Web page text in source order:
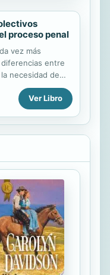
el 07/10/200
proceso penal
vez más
entre
necesidad de
se encuentran en
de
necesidad se
dichos colectivos
inmersos en un
que puede llegar
como un valor
el desarrollo
Desde el
la
de declaración
el ingreso en ...
Ver Libro